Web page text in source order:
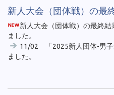
新人大会（団体戦）の最
新人大会（団体戦）の最終結
ました。
11/02 「2025新人団体-男子
ました。